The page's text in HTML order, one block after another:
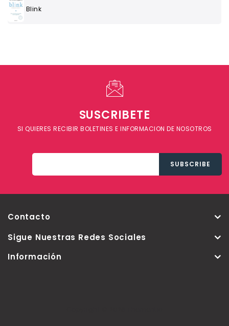
Blink
SUSCRIBETE
SI QUIERES RECIBIR BOLETINES E INFORMACION DE NOSOTROS
Contacto
Sigue Nuestras Redes Sociales
Información